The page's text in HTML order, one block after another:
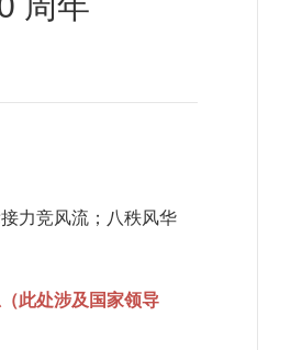
力竞风流；八秩风华
此处涉及国家领导